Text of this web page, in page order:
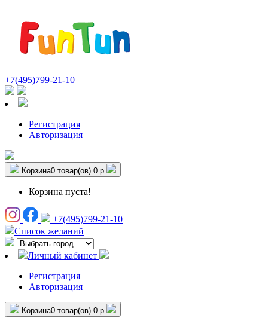
+7(495)799-21-10
Регистрация
Авторизация
Корзина0 товар(ов) 0 р.
Корзина пуста!
+7(495)799-21-10
Список желаний
Личный кабинет
Регистрация
Авторизация
Корзина0 товар(ов) 0 р.